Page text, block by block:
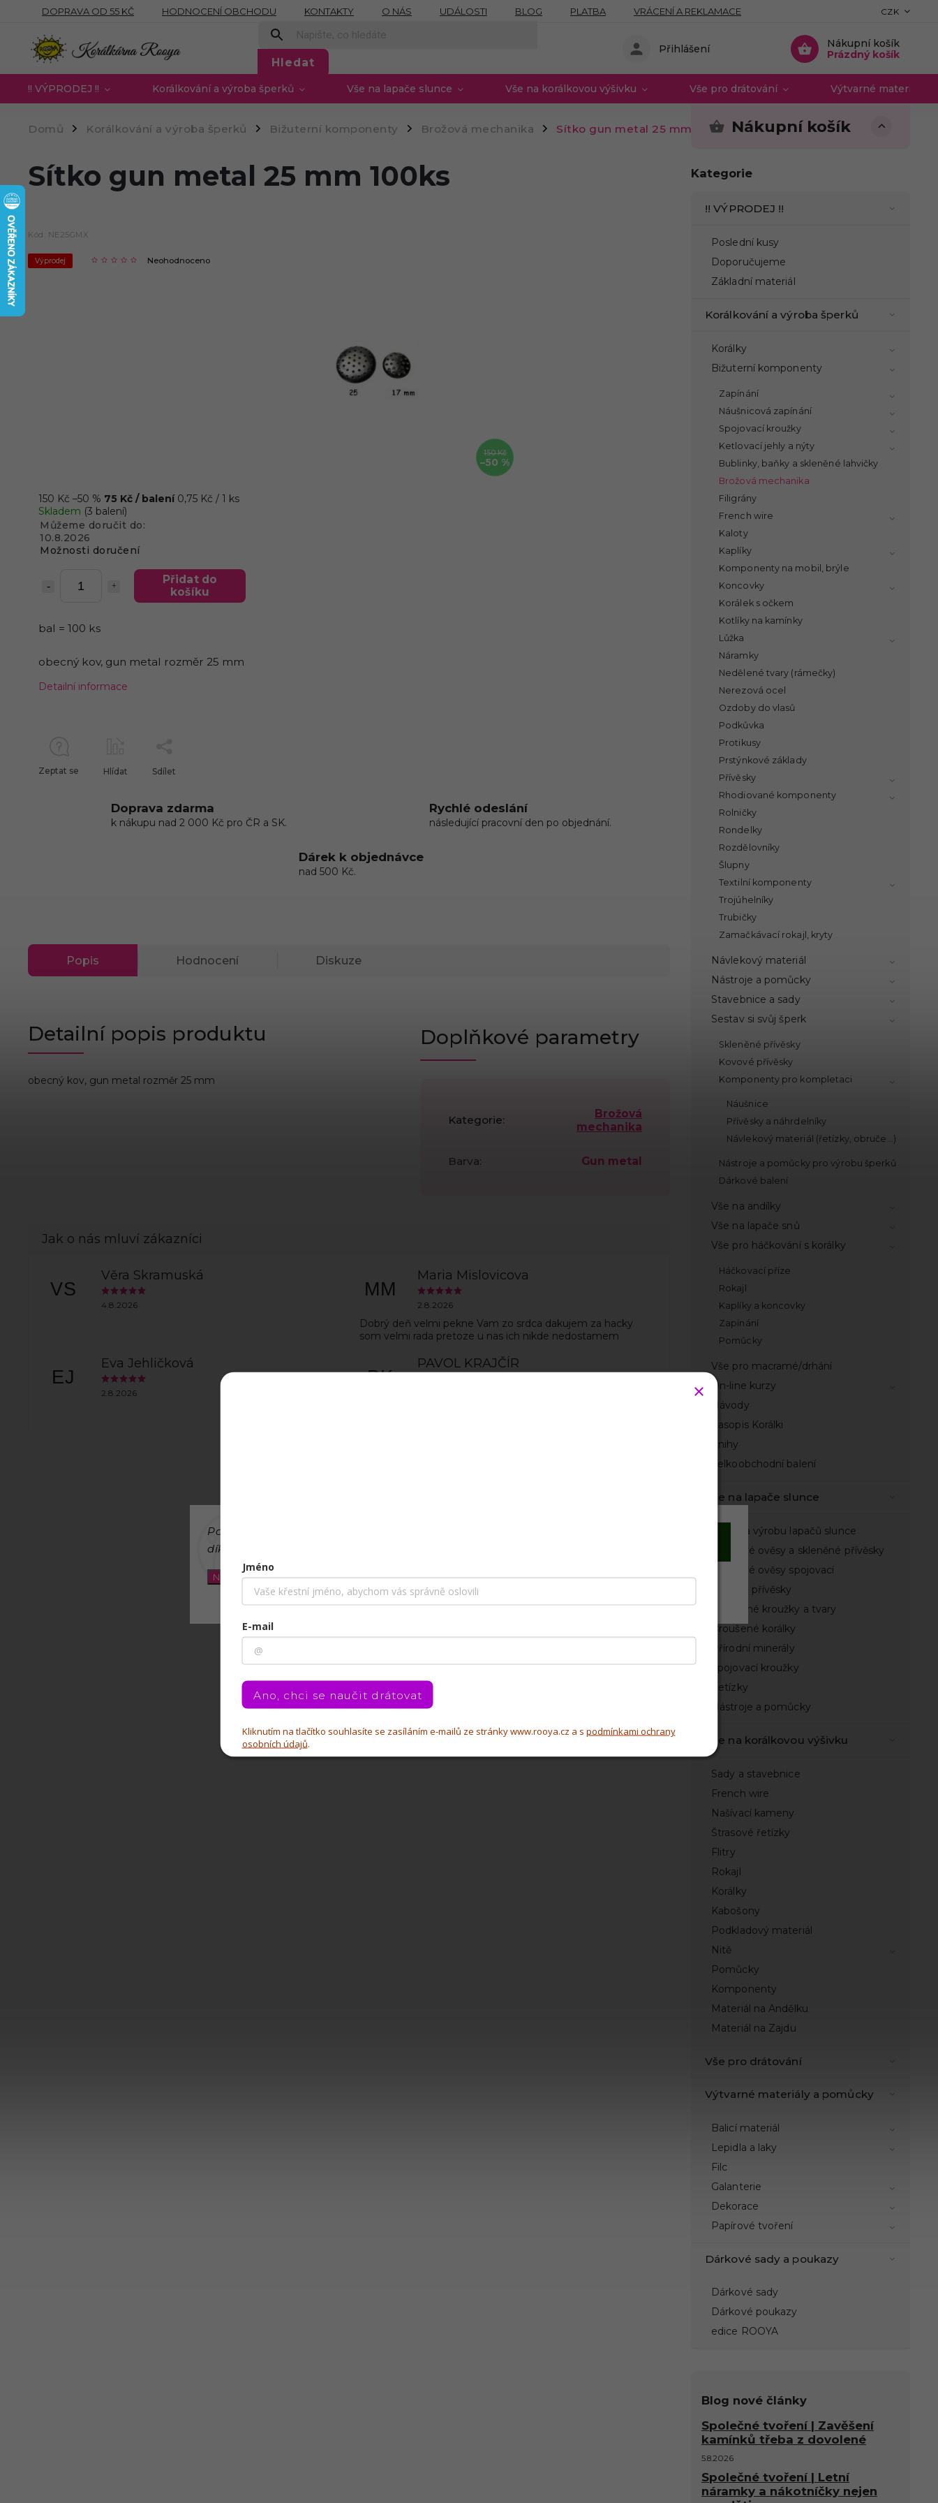
Používáme cookies, abychom Vám umožnili pohodlné prohlížení webu a
díky analýze provozu webu ho neustále zlepšovali.
Nastavení
DOPRAVA OD 55 KČ HODNOCENÍ OBCHODU KONTAKTY O NÁS UDÁLOSTI BLOG PLATBA
VRÁCENÍ A REKLAMACE
PODMÍNKY OCHRANY OSOBNÍCH ÚDAJŮ
CZK
Hledat
Nákupní košík
Prázdný košík
Přihlášení
!! VÝPRODEJ !! Korálkování a výroba šperků Vše na lapače slunce Vše na korálkovou výšivku Vše pro drátování Výtvarné materiály a
Domů / Korálkování a výroba šperků / Bižuterní komponenty / Brožová mechanika / Sítko gun metal 25 mm 100ks Nákupní košík
Kategorie
!! VÝPRODEJ !!
Poslední kusy
Doporučujeme
Základní materiál
Korálkování a výroba šperků
Korálky
Bižuterní komponenty
Zapínání
Náušnicová zapínání
Spojovací kroužky
Ketlovací jehly a nýty
Bublinky, baňky a skleněné lahvičky
Brožová mechanika
Filigrány
French wire
Kaloty
Kaplíky
Komponenty na mobil, brýle
Koncovky
Korálek s očkem
Kotlíky na kamínky
Lůžka
Náramky
Nedělené tvary (rámečky)
Nerezová ocel
Ozdoby do vlasů
Podkůvka
Protikusy
Prstýnkové základy
Přívěsky
Rhodiované komponenty
Rolničky
Rondelky
Rozdělovníky
Šlupny
Textilní komponenty
Trojúhelníky
Trubičky
Zamačkávací rokajl, kryty
Návlekový materiál
Nástroje a pomůcky
Stavebnice a sady
Sestav si svůj šperk
Skleněné přívěsky
Kovové přívěsky
Komponenty pro kompletaci
Náušnice
Přívěsky a náhrdelníky
Návlekový materiál (řetízky, obruče...)
Nástroje a pomůcky pro výrobu šperků
Dárkové balení
Vše na andílky
Vše na lapače snů
Vše pro háčkování s korálky
Háčkovací příze
Rokajl
Kaplíky a koncovky
Zapínání
Pomůcky
Vše pro macramé/drhání
On-line kurzy
Návody
Časopis Korálki
Knihy
Velkoobchodní balení
Vše na lapače slunce
Sady na výrobu lapačů slunce
Lustrové ověsy a skleněné přívěsky
Lustrové ověsy spojovací
Kovové přívěsky
Nedělené kroužky a tvary
Broušené korálky
Přírodní minerály
Spojovací kroužky
Řetízky
Nástroje a pomůcky
Vše na korálkovou výšivku
Sady a stavebnice
French wire
Našívací kameny
Štrasové řetízky
Flitry
Rokajl
Korálky
Kabošony
Podkladový materiál
Nitě
Pomůcky
Komponenty
Materiál na Andělku
Materiál na Zajdu
Vše pro drátování
Výtvarné materiály a pomůcky
Balicí materiál
Lepidla a laky
Filc
Galanterie
Dekorace
Papírové tvoření
Dárkové sady a poukazy
Dárkové sady
Dárkové poukazy
edice ROOYA
Blog nové články
Společné tvoření | Zavěšení
kamínků třeba z dovolené
5.8.2026
Společné tvoření | Letní
náramky a nákotníčky nejen
Sítko gun metal 25 mm 100ks
Kód: NE25GMX
Výprodej Neohodnoceno
150 Kč
–50 %
150 Kč –50 % 75 Kč / balení 0,75 Kč / 1 ks
Skladem (3 balení)
Můžeme doručit do:
10.8.2026
Možnosti doručení
Přidat do
košíku
bal = 100 ks
obecný kov, gun metal rozměr 25 mm
Detailní informace
Zeptat se Hlídat Sdílet
Doprava zdarma
k nákupu nad 2 000 Kč pro ČR a SK.
Rychlé odeslání
následující pracovní den po objednání.
Dárek k objednávce
nad 500 Kč.
Popis Hodnocení Diskuze
Detailní popis produktu
obecný kov, gun metal rozměr 25 mm
Doplňkové parametry
Kategorie:
Brožová
mechanika
Barva: Gun metal
VS
Věra Skramuská
4.8.2026
MM
Maria Mislovicova
2.8.2026
Dobrý deň velmi pekne Vam zo srdca dakujem za hacky
som velmi rada pretoze u nas ich nikde nedostamem
EJ
Eva Jehličková
2.8.2026
PK
PAVOL KRAJČÍR
Jméno
E-mail
Ano, chci se naučit drátovat
Kliknutím na tlačítko souhlasíte se zasíláním e-mailů ze stránky www.rooya.cz a s podmínkami ochrany
osobních údajů.